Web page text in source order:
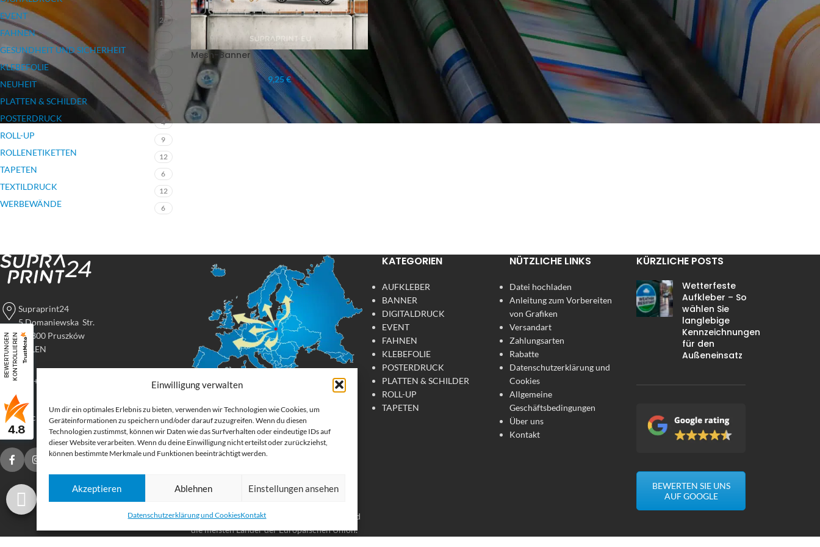
Einwilligung verwalten
Um dir ein optimales Erlebnis zu bieten, verwenden wir Technologien wie Cookies, um
Geräteinformationen zu speichern und/oder darauf zuzugreifen. Wenn du diesen
Technologien zustimmst, können wir Daten wie das Surfverhalten oder eindeutige IDs auf
dieser Website verarbeiten. Wenn du deine Einwilligung nicht erteilst oder zurückziehst,
können bestimmte Merkmale und Funktionen beeinträchtigt werden.
Akzeptieren Ablehnen Einstellungen ansehen
Datenschutzerklärung und CookiesKontakt
17
EVENT 26
FAHNEN
GESUNDHEIT UND SICHERHEIT
KLEBEFOLIE
NEUHEIT 12
PLATTEN & SCHILDER 6
POSTERDRUCK 4
ROLL-UP 9
ROLLENETIKETTEN 12
TAPETEN 6
TEXTILDRUCK 12
WERBEWÄNDE 6
Mesh-Banner
9,25 €
Supraprint24
5 Domaniewska Str.
05-800 Pruszków
POLEN
Tel: +48 517 395 069
druck@supraprint24.de
Digital
Großformatdruck
Stoffe, Folien, Fahnen, Strandfahnen, Poster,
Druckprodukte Deutschland, Österreich und
die meisten Länder der Europäischen Union.
KATEGORIEN
AUFKLEBER
BANNER
DIGITALDRUCK
EVENT
FAHNEN
KLEBEFOLIE
POSTERDRUCK
PLATTEN & SCHILDER
ROLL-UP
TAPETEN
NÜTZLICHE LINKS
Datei hochladen
Anleitung zum Vorbereiten
von Grafiken
Versandart
Zahlungsarten
Rabatte
Datenschutzerklärung und
Cookies
Allgemeine
Geschäftsbedingungen
Über uns
Kontakt
KÜRZLICHE POSTS
Wetterfeste
Aufkleber – So
wählen Sie
langlebige
Kennzeichnungen
für den
Außeneinsatz
BEWERTEN SIE UNS
AUF GOOGLE
B
E
W
E
R
T
U
N
G
E
N
K
O
N
T
R
O
L
L
I
E
R
EN
4.8